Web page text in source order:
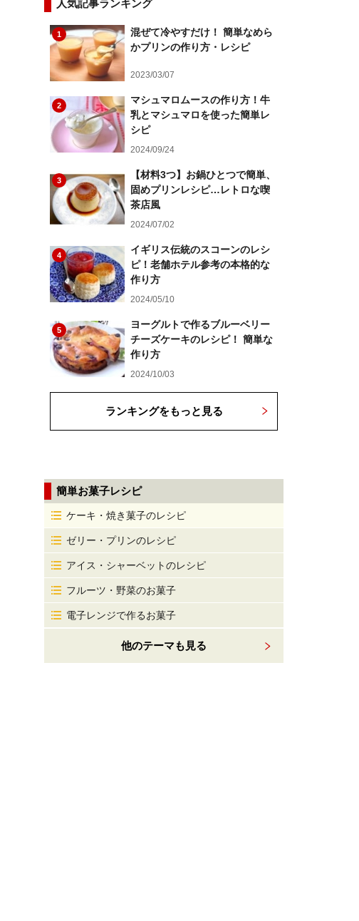
人気記事ランキング
1
混ぜて冷やすだけ！ 簡単なめら
かプリンの作り方・レシピ
2023/03/07
2
マシュマロムースの作り方！牛
乳とマシュマロを使った簡単レ
シピ
2024/09/24
3
【材料3つ】お鍋ひとつで簡単、
固めプリンレシピ…レトロな喫
茶店風
2024/07/02
4
イギリス伝統のスコーンのレシ
ピ！老舗ホテル参考の本格的な
作り方
2024/05/10
5
ヨーグルトで作るブルーベリー
チーズケーキのレシピ！ 簡単な
作り方
2024/10/03
ランキングをもっと見る
簡単お菓子レシピ
ケーキ・焼き菓子のレシピ
ゼリー・プリンのレシピ
アイス・シャーベットのレシピ
フルーツ・野菜のお菓子
電子レンジで作るお菓子
他のテーマも見る